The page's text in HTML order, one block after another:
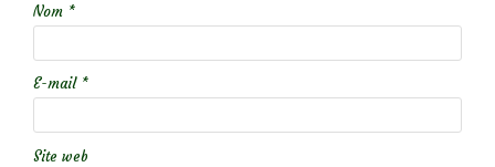
Nom *
E-mail *
Site web